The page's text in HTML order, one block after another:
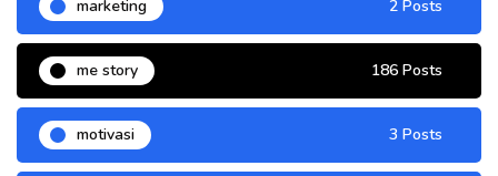
marketing 2 Posts
me story 186 Posts
motivasi 3 Posts